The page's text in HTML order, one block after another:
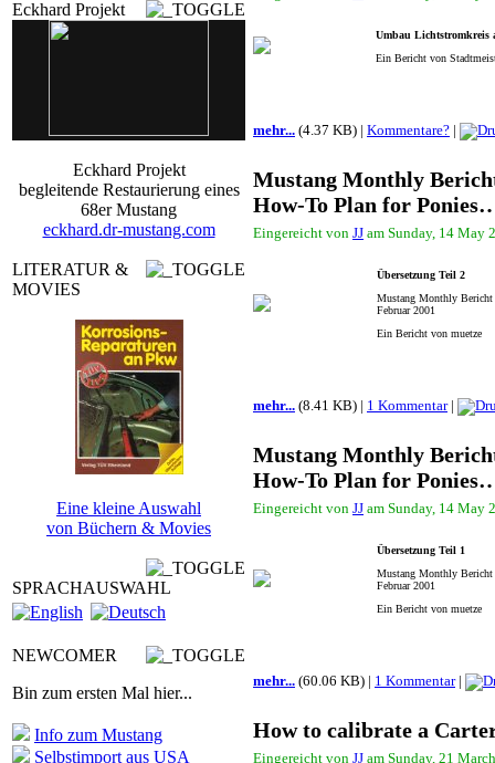
centroSoUSER17_90007 ...
Eckhard Projekt
Eckhard Projekt
begleitende Restaurierung eines
68er Mustang
eckhard.dr-mustang.com
LITERATUR &
MOVIES
Eine kleine Auswahl
von Büchern & Movies
SPRACHAUSWAHL
NEWCOMER
Bin zum ersten Mal hier...
Info zum Mustang
Selbstimport aus USA
Umbau Lichtstromkreis
Ein Bericht von
mehr... (4.37 KB) | Kommentare?
Mustang Monthly
How-To Plan for
Eingereicht von JJ am Sunday, 14 May
Übersetzung Teil 2
Mustang Monthly
Februar 2001
Ein Bericht von muetze
mehr... (8.41 KB) | 1 Kommentar|
Mustang Monthly
How-To Plan for
Eingereicht von JJ am Sunday, 14 May
Übersetzung Teil 1
Mustang Monthly
Februar 2001
Ein Bericht von muetze
mehr... (60.06 KB) | 1 Kommentar|
How to calibrate a
Eingereicht von JJ am Sunday, 21